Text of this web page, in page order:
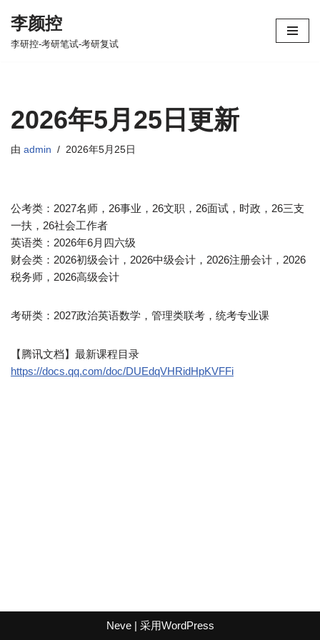
跳
李颜控
李研控-考研笔试-考研复试
2026年5月25日更新
由 admin 2026年5月25日
公考类：2027名师，26事业，26文职，26面试，时政，26三支
一扶，26社会工作者
英语类：2026年6月四六级
财会类：2026初级会计，2026中级会计，2026注册会计，2026
税务师，2026高级会计
考研类：2027政治英语数学，管理类联考，统考专业课
【腾讯文档】最新课程目录
https://docs.qq.com/doc/DUEdqVHRidHpKVFFi
Neve| 采用WordPress